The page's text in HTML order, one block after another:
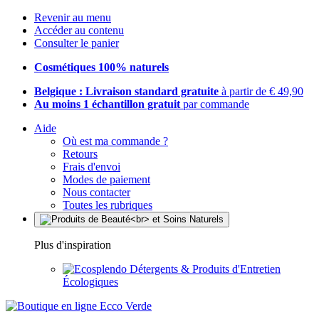
Revenir au menu
Accéder au contenu
Consulter le panier
Cosmétiques 100% naturels
Belgique : Livraison standard gratuite à partir de € 49,90
Au moins 1 échantillon gratuit par commande
Aide
Où est ma commande ?
Retours
Frais d'envoi
Modes de paiement
Nous contacter
Toutes les rubriques
Plus d'inspiration
Détergents & Produits d'Entretien
Écologiques